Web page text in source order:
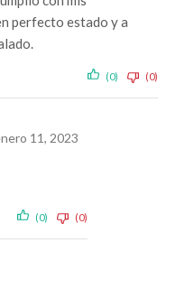
perfecto estado y a
(0) (0)
11, 2023
(0) (0)